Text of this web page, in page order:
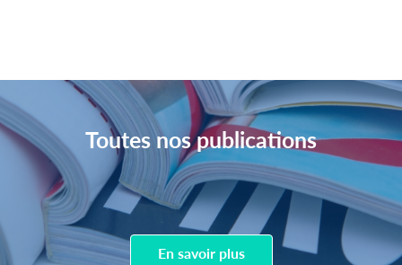
Toutes nos publications
En savoir plus